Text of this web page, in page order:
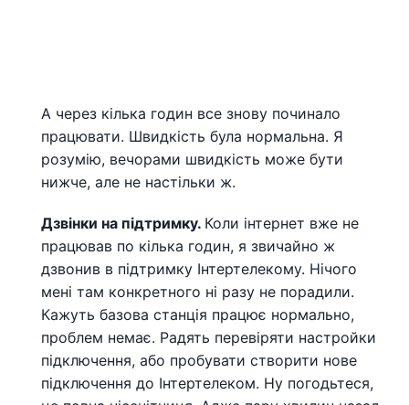
А через кілька годин все знову починало
працювати. Швидкість була нормальна. Я
розумію, вечорами швидкість може бути
нижче, але не настільки ж.
Дзвінки на підтримку. Коли інтернет вже не
працював по кілька годин, я звичайно ж
дзвонив в підтримку Інтертелекому. Нічого
мені там конкретного ні разу не порадили.
Кажуть базова станція працює нормально,
проблем немає. Радять перевіряти настройки
підключення, або пробувати створити нове
підключення до Інтертелеком. Ну погодьтеся,